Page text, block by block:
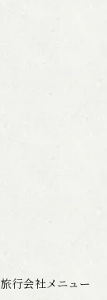
旅行会社メニュー